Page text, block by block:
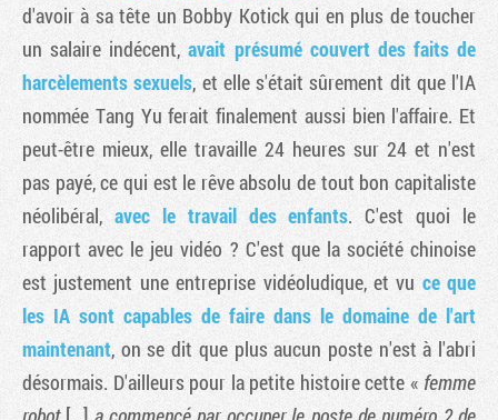
d'avoir à sa tête un Bobby Kotick qui en plus de toucher
un salaire indécent,avait présumé couvert des faits de
harcèlements sexuels, et elle s'était sûrement dit que l'IA
nommée Tang Yu ferait finalement aussi bien l'affaire. Et
peut-être mieux, elle travaille 24 heures sur 24 et n'est
pas payé, ce qui est le rêve absolu de tout bon capitaliste
néolibéral, avec le travail des enfants. C'est quoi le
rapport avec le jeu vidéo ? C'est que la société chinoise
est justement une entreprise vidéoludique, et vu ce que
les IA sont capables de faire dans le domaine de l'art
maintenant, on se dit que plus aucun poste n'est à l'abri
désormais. D'ailleurs pour la petite histoire cette « femme